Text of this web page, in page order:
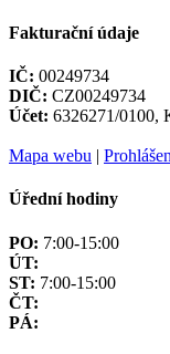
Fakturační údaje
IČ: 00249734
DIČ: CZ00249734
Účet: 6326271/0100,
Mapa webu |
Úřední hodiny
PO: 7:00-15:00
ÚT:
ST: 7:00-15:00
ČT:
PÁ: